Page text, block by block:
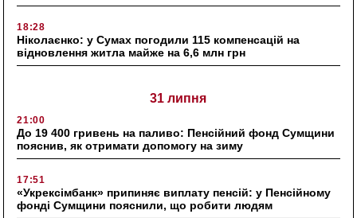
18:28
Ніколаєнко: у Сумах погодили 115 компенсацій на
відновлення житла майже на 6,6 млн грн
31 липня
21:00
До 19 400 гривень на паливо: Пенсійний фонд Сумщини
пояснив, як отримати допомогу на зиму
17:51
«Укрексімбанк» припиняє виплату пенсій: у Пенсійному
фонді Сумщини пояснили, що робити людям